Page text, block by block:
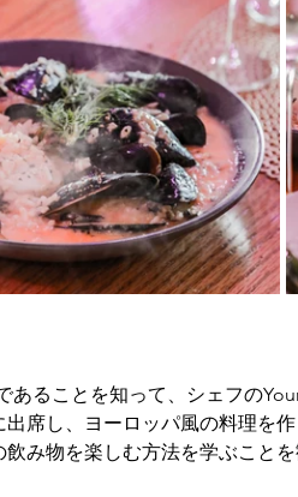
席し、ヨーロッパ風の料理を
み物を楽しむ方法を学ぶことを